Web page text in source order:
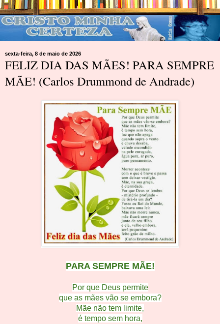
sexta-feira, 8 de maio de 2026
FELIZ DIA DAS MÃES! PARA SEMPRE
MÃE! (Carlos Drummond de Andrade)
PARA SEMPRE MÃE!
Por que Deus permite
que as mães vão se embora?
Mãe não tem limite,
é tempo sem hora,